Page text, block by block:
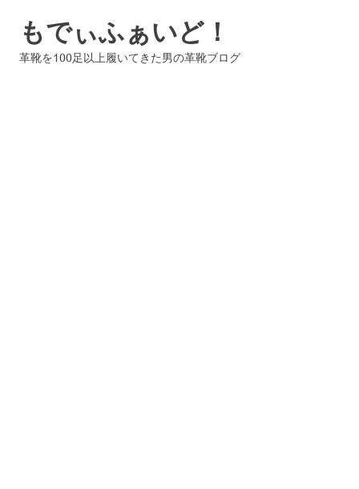
もでぃふぁいど！
革靴を100足以上履いてきた男の革靴ブログ